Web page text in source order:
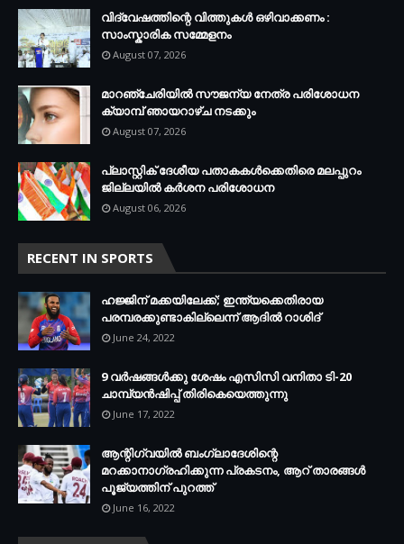
വിദ്വേഷത്തിന്റെ വിത്തുകൾ ഒഴിവാക്കണം :
സാംസ്കാരിക സമ്മേളനം
August 07, 2026
മാറഞ്ചേരിയിൽ സൗജന്യ നേത്ര പരിശോധന
ക്യാമ്പ് ഞായറാഴ്ച നടക്കും
August 07, 2026
പ്ലാസ്റ്റിക് ദേശീയ പതാകകള്‍ക്കെതിരെ മലപ്പുറം
ജില്ലയില്‍ കര്‍ശന പരിശോധന
August 06, 2026
RECENT IN SPORTS
ഹജ്ജിന് മക്കയിലേക്ക്; ഇന്ത്യക്കെതിരായ
പരമ്പരക്കുണ്ടാകില്ലെന്ന് ആദില്‍ റാശിദ്
June 24, 2022
9 വർഷങ്ങൾക്കു ശേഷം എസിസി വനിതാ ടി-20
ചാമ്പ്യൻഷിപ്പ് തിരികെയെത്തുന്നു
June 17, 2022
ആന്റിഗ്വയില്‍ ബംഗ്ലാദേശിന്റെ
മറക്കാനാഗ്രഹിക്കുന്ന പ്രകടനം, ആറ് താരങ്ങള്‍
പൂജ്യത്തിന് പുറത്ത്
June 16, 2022